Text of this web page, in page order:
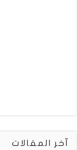
آخر المقالات